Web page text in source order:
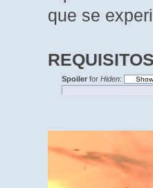
que se
Spoilerfor Hiden: